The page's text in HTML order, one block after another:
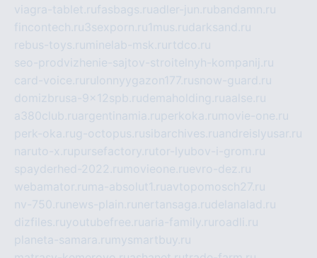
viagra-tablet.rufasbags.ruadler-jun.rubandamn.ru
fincontech.ru3sexporn.ru1mus.rudarksand.ru
rebus-toys.ru minelab-msk.ru rtdco.ru
seo-prodvizhenie-sajtov-stroitelnyh-kompanij.ru
card-voice.ru rulonnyygazon177.rusnow-guard.ru
domizbrusa-9x12spb.rudemaholding.ruaalse.ru
a380club.ruargentinamia.ruperkoka.ru movie-one.ru
perk-oka.rug-octopus.rusibarchives.ruandreislyusar.ru
naruto-x.rupursefactory.rutor-lyubov-i-grom.ru
spayderhed-2022.ru movieone.ruevro-dez.ru
webamator.ru ma-absolut1.ruavtopomosch27.ru
nv-750.ru news-plain.ru nertansaga.rudelanalad.ru
dizfiles.ruyoutubefree.ruaria-family.ru roadli.ru
planeta-samara.ru mysmartbuy.ru